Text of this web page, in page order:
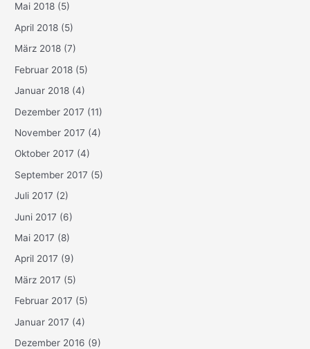
Mai 2018 (5)
April 2018 (5)
März 2018 (7)
Februar 2018 (5)
Januar 2018 (4)
Dezember 2017 (11)
November 2017 (4)
Oktober 2017 (4)
September 2017 (5)
Juli 2017 (2)
Juni 2017 (6)
Mai 2017 (8)
April 2017 (9)
März 2017 (5)
Februar 2017 (5)
Januar 2017 (4)
Dezember 2016 (9)